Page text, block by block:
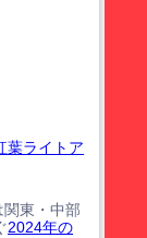
ライトア
東・中部
2024年の